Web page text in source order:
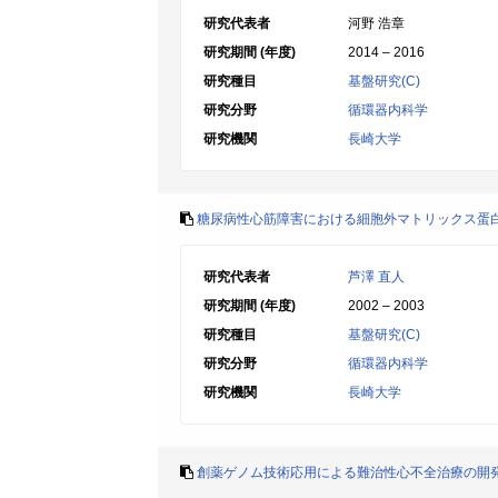
研究代表者
河野 浩章
研究期間 (年度)
2014 – 2016
研究種目
基盤研究(C)
研究分野
循環器内科学
研究機関
長崎大学
糖尿病性心筋障害における細胞外マトリックス蛋
研究代表者
芦澤 直人
研究期間 (年度)
2002 – 2003
研究種目
基盤研究(C)
研究分野
循環器内科学
研究機関
長崎大学
創薬ゲノム技術応用による難治性心不全治療の開